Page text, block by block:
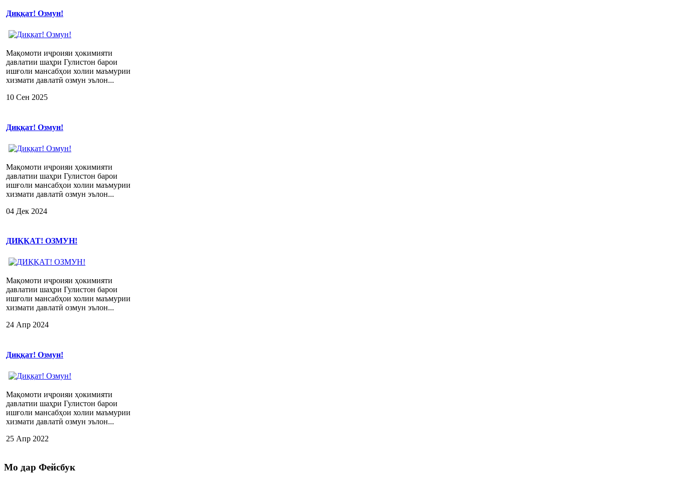
Диққат! Озмун!
Мақомоти иҷроияи ҳокимияти
давлатии шаҳри Гулистон барои
ишғоли мансабҳои холии маъмурии
хизмати давлатӣ озмун эълон...
10 Сен 2025
Диққат! Озмун!
Мақомоти иҷроияи ҳокимияти
давлатии шаҳри Гулистон барои
ишғоли мансабҳои холии маъмурии
хизмати давлатӣ озмун эълон...
04 Дек 2024
ДИҚҚАТ! ОЗМУН!
Мақомоти иҷроияи ҳокимияти
давлатии шаҳри Гулистон барои
ишғоли мансабҳои холии маъмурии
хизмати давлатӣ озмун эълон...
24 Апр 2024
Диққат! Озмун!
Мақомоти иҷроияи ҳокимияти
давлатии шаҳри Гулистон барои
ишғоли мансабҳои холии маъмурии
хизмати давлатӣ озмун эълон...
25 Апр 2022
Мо дар Фейсбук